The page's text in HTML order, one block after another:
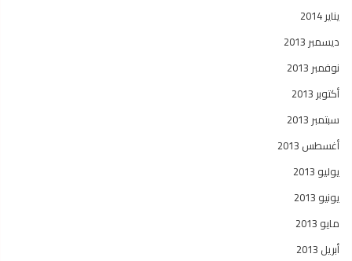
يناير 2014
ديسمبر 2013
نوفمبر 2013
أكتوبر 2013
سبتمبر 2013
أغسطس 2013
يوليو 2013
يونيو 2013
مايو 2013
أبريل 2013